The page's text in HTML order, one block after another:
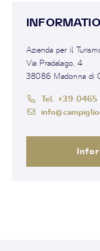
Azienda per il
Via Pradalago, 4
38086 Madonna di
Tel. +39 0465